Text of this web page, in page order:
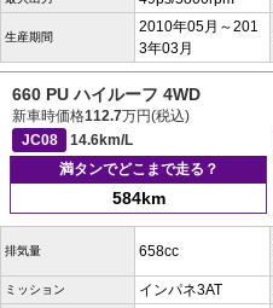
生産期間
2010年05月～201
3年03月
660 PU ハイルーフ 4WD
新車時価格112.7万円(税込)
JC08
14.6km/L
満タンでどこまで走る？
584km
排気量 658cc
ミッション インパネ3AT